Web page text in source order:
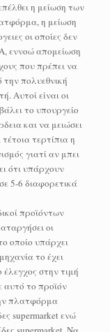
η μείωση των
η μείωση
οι οποίες δεν
εννοώ απομείωση
που πρέπει να
πολυεθνική
Αυτοί είναι οι
το υπουργείο
και να μειώσει
τερτίπια η
γιατί αν μπει
ότι υπάρχουν
5-6 διαφορετικά
προϊόντων
οι
οποίο υπάρχει
το έχει
στην τιμή
αυτό το προϊόν
πλατφόρμα
supermarket ενώ